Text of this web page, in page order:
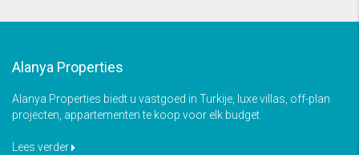
Alanya Properties
Alanya Properties biedt u vastgoed in Turkije, luxe villas, off-plan
projecten, appartementen te koop voor elk budget
Lees verder